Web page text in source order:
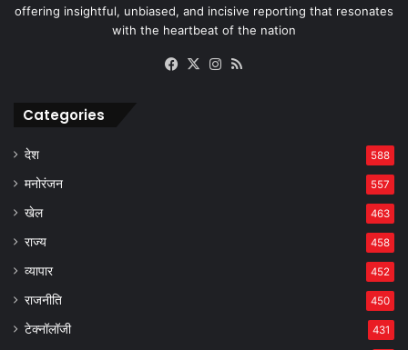
offering insightful, unbiased, and incisive reporting that resonates
with the heartbeat of the nation
Facebook
X Instagram
Categories
देश 588
मनोरंजन 557
खेल 463
राज्य 458
व्यापार 452
राजनीति 450
टेक्नॉलॉजी 431